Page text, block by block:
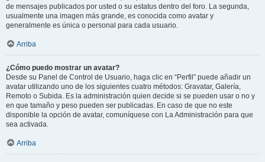
de mensajes publicados por usted o su estatus dentro del foro. La segunda,
usualmente una imagen más grande, es conocida como avatar y
generalmente es única o personal para cada usuario.
Arriba
¿Cómo puedo mostrar un avatar?
Desde su Panel de Control de Usuario, haga clic en “Perfil” puede añadir un
avatar utilizando uno de los siguientes cuatro métodos: Gravatar, Galería,
Remoto o Subida. Es la administración quien decide si se pueden usar o no y
en que tamaño y peso pueden ser publicadas. En caso de que no este
disponible la opción de avatar, comuníquese con La Administración para que
sea activada.
Arriba